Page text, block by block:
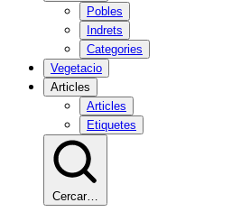
Pobles
Indrets
Categories
Vegetacio
Articles
Articles
Etiquetes
Cercar…